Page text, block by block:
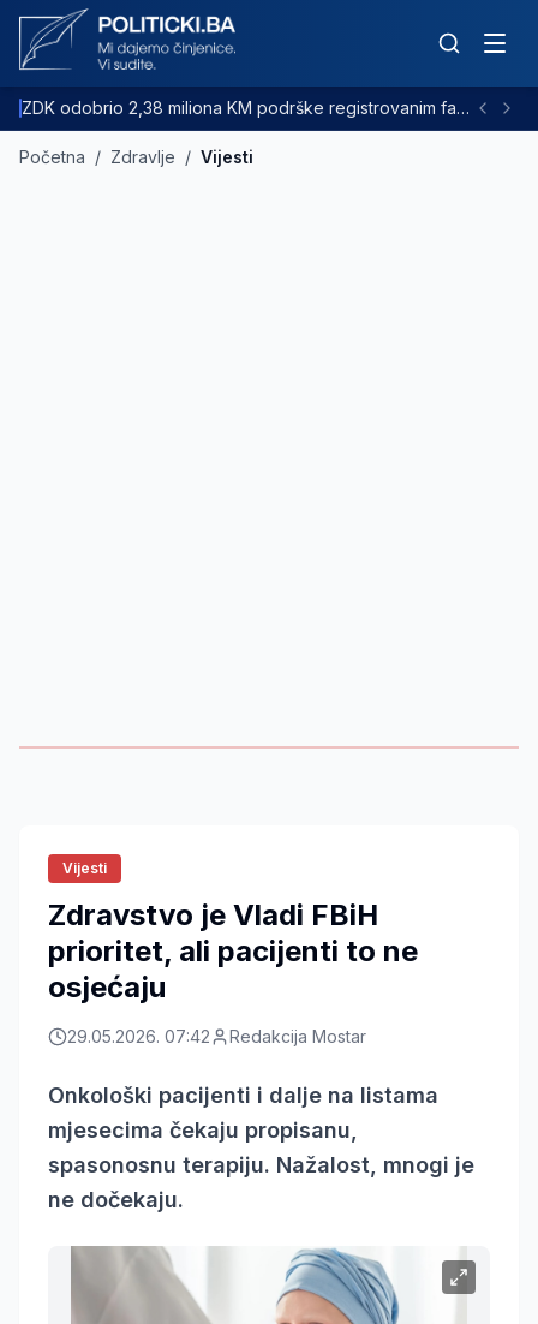
ZDK odobrio 2,38 miliona KM podrške registrovanim farmama goveda
Početna / Zdravlje / Vijesti
Vijesti
Zdravstvo je Vladi FBiH
prioritet, ali pacijenti to ne
osjećaju
29.05.2026. 07:42 Redakcija Mostar
Onkološki pacijenti i dalje na listama
mjesecima čekaju propisanu,
spasonosnu terapiju. Nažalost, mnogi je
ne dočekaju.